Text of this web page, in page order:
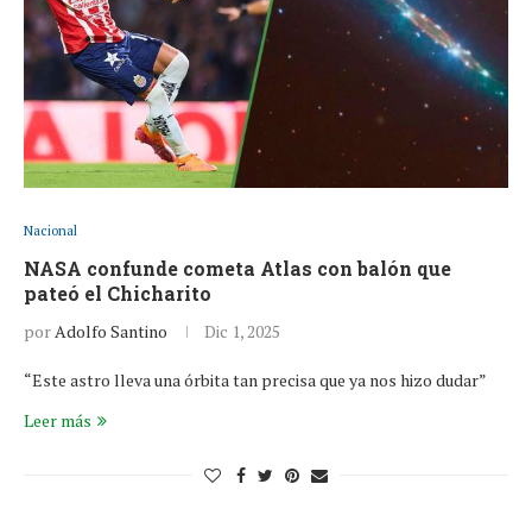
Nacional
NASA confunde cometa Atlas con balón que
pateó el Chicharito
porAdolfo Santino Dic 1, 2025
“Este astro lleva una órbita tan precisa que ya nos hizo dudar”
Leer más